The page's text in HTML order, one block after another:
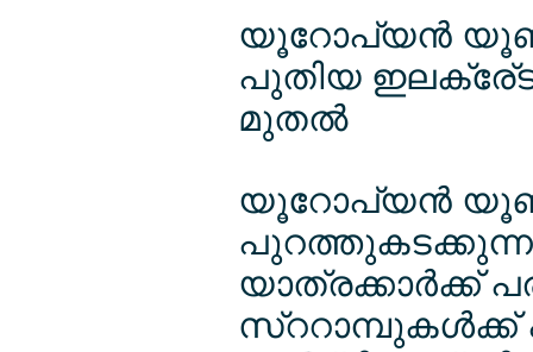
യൂറോപ്യന്‍
പുതിയ
മുതല്‍
യൂറോപ്യന്‍
യാത്രക്കാര്‍ക്ക്
സ്ററാമ്പുകള്‍ക്ക്